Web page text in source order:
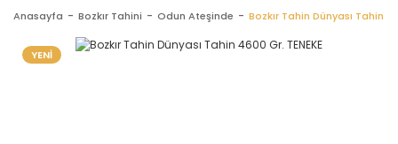
Anasayfa Bozkır Tahini Odun Ateşinde Bozkır Tahin Dünyası Tahin
YENİ